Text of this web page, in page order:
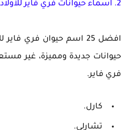
2. اسماء حيوانات فري فاير للأولاد بالعربية
افضل 25 اسم حيوان فري
حيوانات جديدة ومميزة، غير
فري فاير.
كارل.
تشارلي.